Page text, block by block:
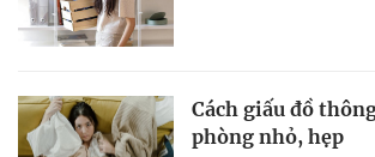
Cách giấu đồ
phòng nhỏ, hẹp